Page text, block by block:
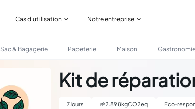
Cas d'utilisation Notre entreprise
Sac & Bagagerie Papeterie Maison
Kit de
7Jours 🌱2.898kgCO2eq Eco-